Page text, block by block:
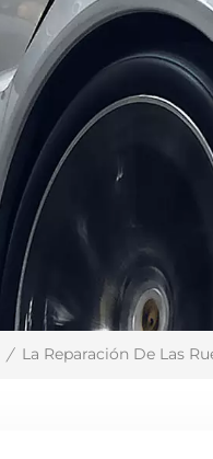
/ La Reparación De Las